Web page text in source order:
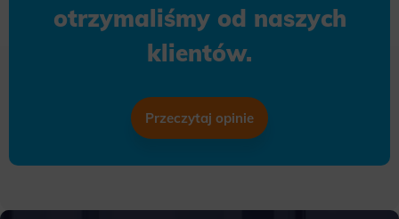
making it easier for you to use the site.
to measure the effectiveness of actions taken and content presented.
otrzymaliśmy od naszych
klientów.
Przeczytaj opinie